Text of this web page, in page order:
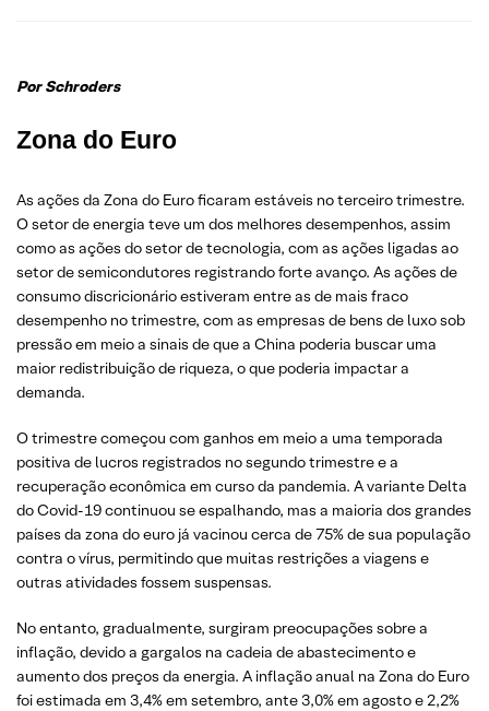
Por Schroders
Zona do Euro
As ações da Zona do Euro ficaram estáveis ​​no terceiro trimestre.
O setor de energia teve um dos melhores desempenhos, assim
como as ações do setor de tecnologia, com as ações ligadas ao
setor de semicondutores registrando forte avanço. As ações de
consumo discricionário estiveram entre as de mais fraco
desempenho no trimestre, com as empresas de bens de luxo sob
pressão em meio a sinais de que a China poderia buscar uma
maior redistribuição de riqueza, o que poderia impactar a
demanda.
O trimestre começou com ganhos em meio a uma temporada
positiva de lucros registrados no segundo trimestre e a
recuperação econômica em curso da pandemia. A variante Delta
do Covid-19 continuou se espalhando, mas a maioria dos grandes
países da zona do euro já vacinou cerca de 75% de sua população
contra o vírus, permitindo que muitas restrições a viagens e
outras atividades fossem suspensas.
No entanto, gradualmente, surgiram preocupações sobre a
inflação, devido a gargalos na cadeia de abastecimento e
aumento dos preços da energia. A inflação anual na Zona do Euro
foi estimada em 3,4% em setembro, ante 3,0% em agosto e 2,2%